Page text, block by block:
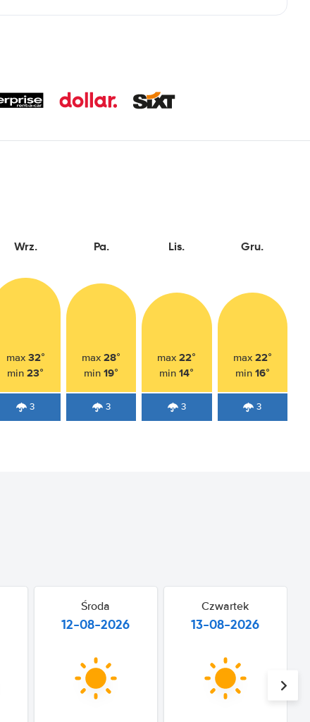
Wrz.
max 32°
min23°
3
Pa.
max28°
min19°
3
Lis.
max22°
min14°
3
Gru.
max 22°
min 16°
3
Środa
12-08-2026
Czwartek
13-08-2026